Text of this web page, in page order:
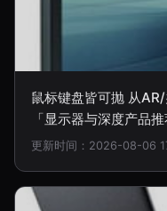
鼠标键盘皆可抛 从
「显示器与深度产品推
更新时间：2026-08-06